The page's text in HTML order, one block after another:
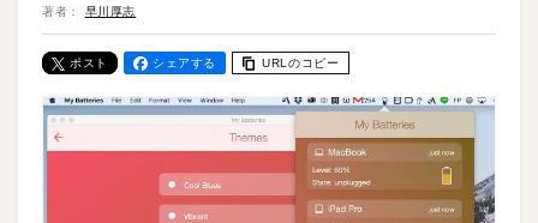
著者： 早川厚志
ポスト シェアする URLのコピー